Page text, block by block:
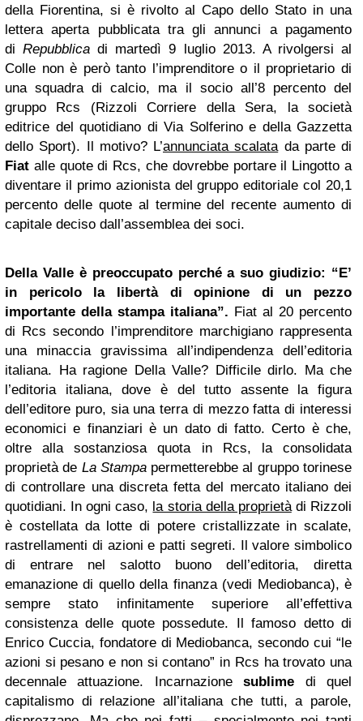
della Fiorentina, si è rivolto al Capo dello Stato in una
lettera aperta pubblicata tra gli annunci a pagamento
diRepubblica di martedì 9 luglio 2013. A rivolgersi al
Colle non è però tanto l’imprenditore o il proprietario di
una squadra di calcio, ma il socio all’8 percento del
gruppo Rcs (Rizzoli Corriere della Sera, la società
editrice del quotidiano di Via Solferino e della Gazzetta
dello Sport). Il motivo? L’annunciata scalatada parte di
Fiat alle quote di Rcs, che dovrebbe portare il Lingotto a
diventare il primo azionista del gruppo editoriale col 20,1
percento delle quote al termine del recente aumento di
capitale deciso dall’assemblea dei soci.
Della Valle è preoccupato perché a suo giudizio: “E’
in pericolo la libertà di opinione di un pezzo
importante della stampa italiana”. Fiat al 20 percento
di Rcs secondo l’imprenditore marchigiano rappresenta
una minaccia gravissima all’indipendenza dell’editoria
italiana. Ha ragione Della Valle? Difficile dirlo. Ma che
l’editoria italiana, dove è del tutto assente la figura
dell’editore puro, sia una terra di mezzo fatta di interessi
economici e finanziari è un dato di fatto. Certo è che,
oltre alla sostanziosa quota in Rcs, la consolidata
proprietà de La Stampapermetterebbe al gruppo torinese
di controllare una discreta fetta del mercato italiano dei
quotidiani. In ogni caso, la storia della proprietàdi Rizzoli
è costellata da lotte di potere cristallizzate in scalate,
rastrellamenti di azioni e patti segreti. Il valore simbolico
di entrare nel salotto buono dell’editoria, diretta
emanazione di quello della finanza (vedi Mediobanca), è
sempre stato infinitamente superiore all’effettiva
consistenza delle quote possedute. Il famoso detto di
Enrico Cuccia, fondatore di Mediobanca, secondo cui “le
azioni si pesano e non si contano” in Rcs ha trovato una
decennale attuazione. Incarnazionesublime di quel
capitalismo di relazione all’italiana che tutti, a parole,